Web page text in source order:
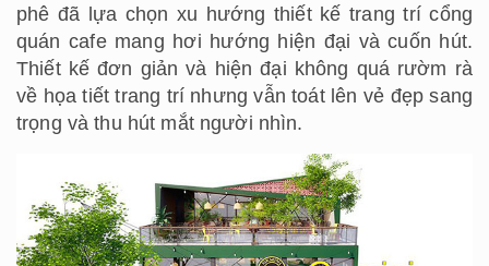
phê đã lựa chọn xu hướng thiết kế trang trí cổng
quán cafe mang hơi hướng hiện đại và cuốn hút.
Thiết kế đơn giản và hiện đại không quá rườm rà
về họa tiết trang trí nhưng vẫn toát lên vẻ đẹp sang
trọng và thu hút mắt người nhìn.